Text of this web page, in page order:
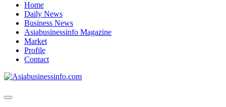
Home
Daily News
Business News
Asiabusinessinfo Magazine
Market
Profile
Contact